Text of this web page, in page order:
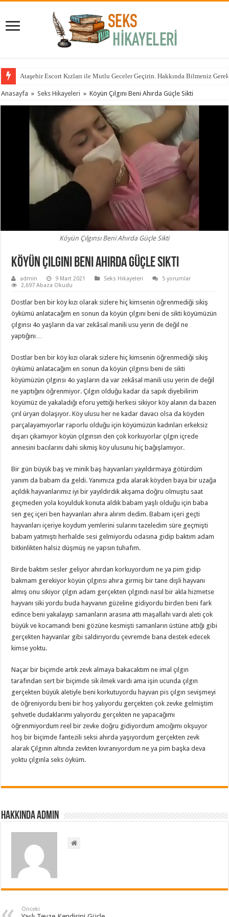
Ataşehir Escort Kızları ile Mutlu Geceler Geçirin. Hakkında Bilmeniz
Anasayfa » Seks Hikayeleri » Köyün Çılgını Beni Ahırda Güçle Sikti
Köyün Çılgınsı Beni Ahırda Güçle Sikti
Köyün Çılgını Beni Ahırda Güçle Sikti
admin 9 Mart 2021 Seks Hikayeleri
5 yorumlar
2,697 Abaza Okudu
Dostlar ben bir köy kızı olarak sizlere hiç kimsenin öğrenmediği sikiş
öykümü anlatacağım en sonun da köyün çılgını beni de sikti köyümüzün
çılgınsı 4o yaşların da var zekâsal manili usu yerin de değil ne
yaptığını…
Dostlar ben bir köy kızı olarak sizlere hiç kimsenin öğrenmediği sikiş
öykümü anlatacağım en sonun da köyün çılgınsı beni de sikti
köyümüzün çılgınsı 4o yaşların da var zekâsal manili usu yerin de değil
ne yaptığını öğrenmiyor. Çılgın olduğu kadar da sapık diyebilirim
köyümüz de yakaladığı eforu yettiği herkesi sikiyor köy alanın da bazen
çırıl üryan dolaşıyor. Köy ulusu her ne kadar davacı olsa da köyden
parçalayamıyorlar raporlu olduğu için köyümüzün kadınları erkeksiz
dışarı çıkamıyor köyün çılgınsın den çok korkuyorlar çılgın içrede
annesini bacılarını dahi sikmiş köy ulusunu hiç bağışlamıyor.
Bir gün büyük baş ve minik baş hayvanları yayıldırmaya götürdüm
yanım da babam da geldi. Yanımıza gıda alarak köyden baya bir uzağa
açıldık hayvanlarımız iyi bir yayıldırdık akşama doğru olmuştu saat
geçmeden yola koyulduk konuta aldık babam yaşlı olduğu için baba
sen geç içeri ben hayvanları ahıra alırım dedim. Babam içeri geçti
hayvanları içeriye koydum yemlerini sularını tazeledim süre geçmişti
babam yatmıştı herhalde sesi gelmiyordu odasına gidip baktım adam
bitkinlikten halsiz düşmüş ne yapsın tuhafım.
Birde baktım sesler geliyor ahırdan korkuyordum ne ya pim gidip
bakmam gerekiyor köyün çılgınsı ahıra girmiş bir tane dişli hayvanı
almış onu sikiyor çılgın adam gerçekten çılgındı nasıl bir akla hizmetse
hayvanı siki yordu buda hayvanın güzeline gidiyordu birden beni fark
edince beni yakalayıp samanların arasına attı maşallahı vardı aleti çok
büyük ve kocamandı beni gözüne kesmişti samanların üstüne attığı gibi
gerçekten hayvanlar gibi saldırıyordu çevremde bana destek edecek
kimse yoktu.
Naçar bir biçimde artık zevk almaya bakacaktım ne imal çılgın
tarafından sert bir biçimde sik ilmek vardı ama işin ucunda çılgın
gerçekten büyük aletiyle beni korkutuyordu hayvan pis çılgın sevişmeyi
de öğreniyordu beni bir hoş yalıyordu gerçekten çok zevke gelmiştim
şehvetle dudaklarımı yalıyordu gerçekten ne yapacağımı
öğrenmiyordum reel bir zevke doğru gidiyordum amcığımı okşuyor
hoş bir biçimde fantezili seksi ahırda yaşıyordum gerçekten zevk
alarak Çılgının altında zevkten kıvranıyordum ne ya pim başka deva
yoktu çılgınla seks öyküm.
Hakkında admin
Önceki